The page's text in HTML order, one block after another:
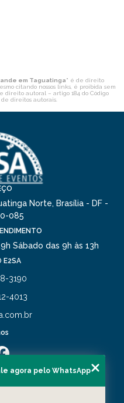
em Taguatinga" é de direito
citando nossos links, é proibida sem
direito autoral – artigo 184 do Código
de direitos autorais
Norte, Brasília - DF -
085
Sábado das 9h às 13h
E2SA
3190
4013
agora pelo WhatsApp